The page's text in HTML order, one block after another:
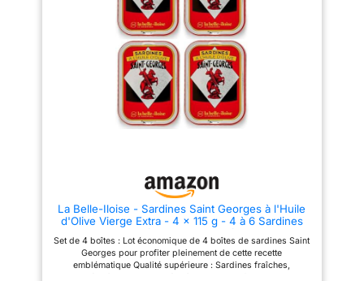
% traçable. Saupiquet s'engage
à fournir à chacun les données
relatives à l'origine du poisson
et aux méthodes de pêche
utilisées depuis le site web
Saupiquet. ADOPTER ET
PROMOUVOIR UNE
ALIMENTATION SAINE : ces
filets de sardines en boîte sont
préparés avec soin, sans ajout
de conservateurs, sans
de passion, pour le poisson,
plaisir. Une manière unique de
cuisiner depuis 1877 avec le
responsable et durable sur terre
comme en mer.
Alliance de poisson de qualité
et de recettes savoureuses pour
ravir tous les palais. 🛠️
Fabrication artisanale et
moderne : Méthodes
traditionnelles et procédés
innovants pour garantir goût,
fraîcheur et authenticité.
La Belle-Iloise - Sardines Saint Georges à l'Huile
d'Olive Vierge Extra - 4 x 115 g - 4 à 6 Sardines
par Boîte - Lot de 4 Boîtes
Set de 4 boîtes : Lot économique de 4 boîtes de sardines Saint
Georges pour profiter pleinement de cette recette
emblématique Qualité supérieure : Sardines fraîches,